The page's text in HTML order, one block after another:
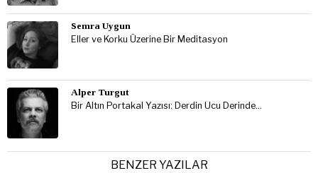
Semra Uygun
Eller ve Korku Üzerine Bir Meditasyon
Alper Turgut
Bir Altın Portakal Yazısı: Derdin Ucu Derinde…
BENZER YAZILAR